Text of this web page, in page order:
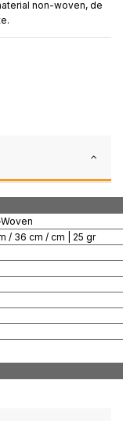
non-woven, de
/ 36 cm / cm | 25 gr